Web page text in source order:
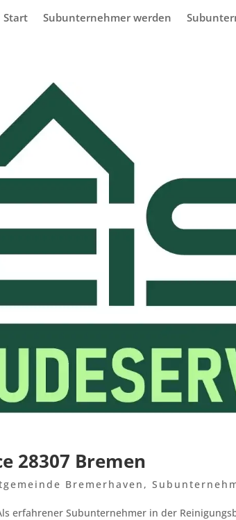
Start Subunternehmer werden
28307 Bremen
Bremerhaven ,
erfahrener Subunternehmer in der